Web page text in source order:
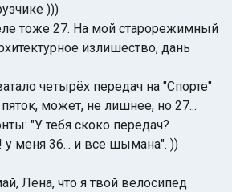
)))
тоже 27. На мой старорежимный
излишество, дань
четырёх передач на "Спорте"
может, не лишнее, но 27...
"У тебя скоко передач?
у меня 36... и все шымана". ))
Лена, что я твой велосипед